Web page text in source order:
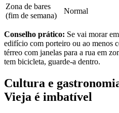
Zona de bares
(fim de semana)
Normal
Conselho prático: Se vai morar
edifício com porteiro ou ao menos
térreo com janelas para a rua em
tem bicicleta, guarde-a dentro.
Cultura e
Vieja é imbatível